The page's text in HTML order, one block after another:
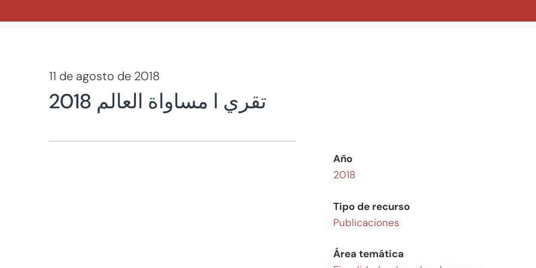
11 de agosto de 2018
2018 تقري ا مساواة العالم
Año
2018
Tipo de recurso
Publicaciones
Área temática